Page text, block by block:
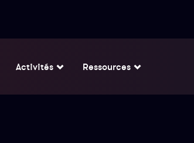
Activités Ressources